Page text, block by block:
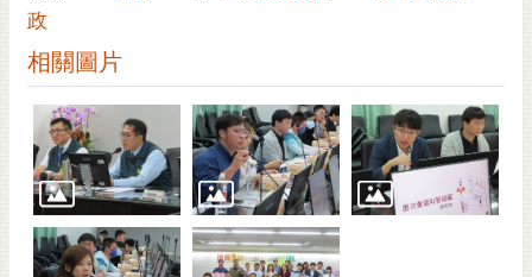
政
相關圖片